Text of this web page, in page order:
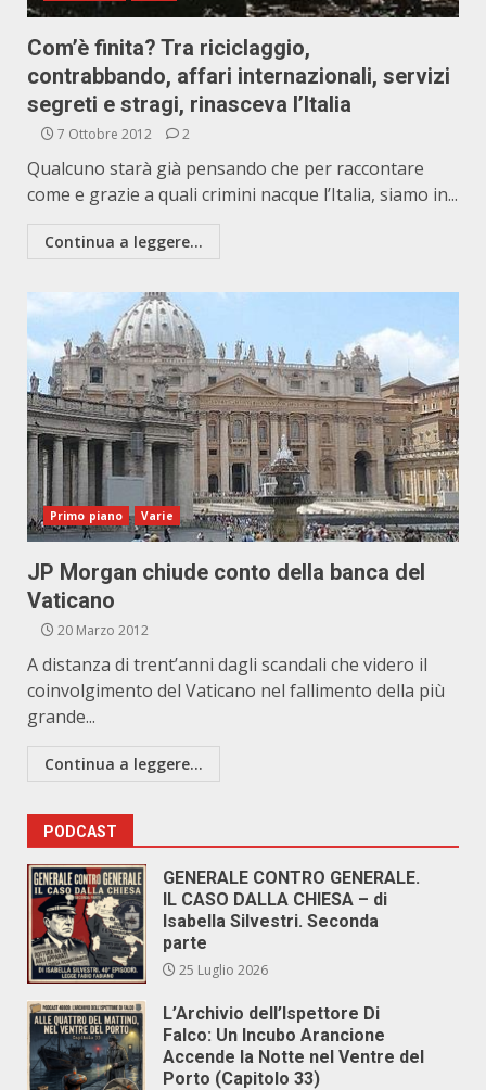
Com’è finita? Tra riciclaggio,
contrabbando, affari internazionali, servizi
segreti e stragi, rinasceva l’Italia
7 Ottobre 2012 2
Qualcuno starà già pensando che per raccontare
come e grazie a quali crimini nacque l’Italia, siamo in...
Continua a leggere...
Primo piano Varie
JP Morgan chiude conto della banca del
Vaticano
20 Marzo 2012
A distanza di trent’anni dagli scandali che videro il
coinvolgimento del Vaticano nel fallimento della più
grande...
Continua a leggere...
PODCAST
GENERALE CONTRO GENERALE.
IL CASO DALLA CHIESA – di
Isabella Silvestri. Seconda
parte
25 Luglio 2026
L’Archivio dell’Ispettore Di
Falco: Un Incubo Arancione
Accende la Notte nel Ventre del
Porto (Capitolo 33)